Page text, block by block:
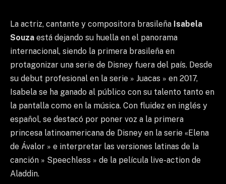
La actriz, cantante y compositora brasileña Isabela
Souza está dejando su huella en el panorama
internacional, siendo la primera brasileña en
protagonizar una serie de Disney fuera del país. Desde
su debut profesional en la serie » Juacas » en 2017,
Isabela se ha ganado al público con su talento tanto en
la pantalla como en la música. Con fluidez en inglés y
español, se destacó por poner voz a la primera
princesa latinoamericana de Disney en la serie «Elena
de Ávalor » e interpretar las versiones latinas de la
canción » Speechless » de la película live-action de
Aladdin.